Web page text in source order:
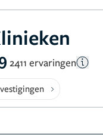
2411 ervaringen